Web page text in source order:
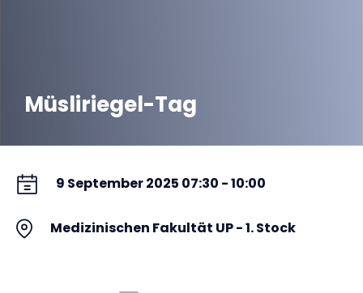
Müsliriegel-Tag
9 September 2025 07:30 - 10:00
Medizinischen Fakultät UP - 1. Stock